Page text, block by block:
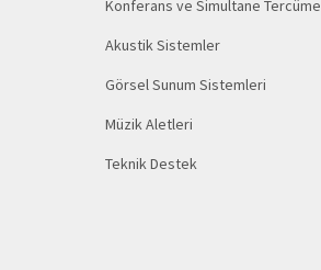
Konferans ve Simultane Tercüme
Akustik Sistemler
Görsel Sunum Sistemleri
Müzik Aletleri
Teknik Destek